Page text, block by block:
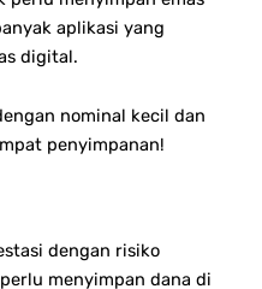
aplikasi yang
digital.
nominal kecil dan
penyimpanan!
dengan risiko
menyimpan dana di